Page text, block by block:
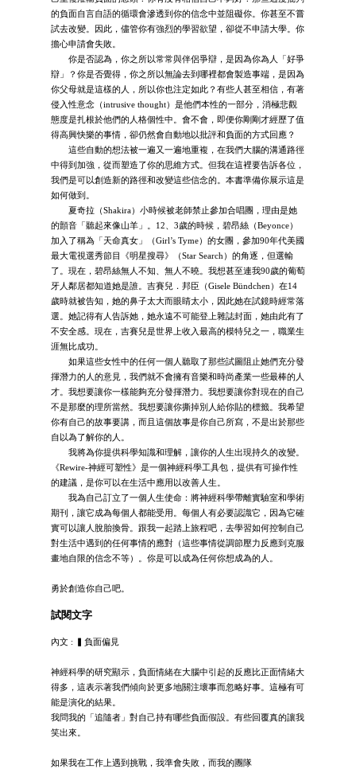
的負面自言自語的循環會滲透到你的信念中並阻礙你。你甚至不嘗
試去改變。因此，儘管你有強烈的學習欲望，卻從不申請大學。你
擔心申請會失敗。
你是否認為，你之所以常常與伴侶爭辯，是因為你為人「好爭
辯」？你是否覺得，你之所以無論去到哪裡都會製造事端，是因為
你父母就是這樣的人，所以你也注定如此？有些人甚至相信，有著
侵入性意念（intrusive thought）是他們本性的一部分，消極悲觀
態度是扎根於他們的人格個性中。會不會，即便你剛剛才經歷了值
得高興快樂的事情，卻仍然會自動地以批評和負面的方式回應？
這些自動的想法被一遍又一遍地重複，在我們大腦的溝通路徑
中得到加強，從而塑造了你的思維方式。但我在這裡要告訴各位，
我們是可以創造新的路徑和改變這些信念的。本書準備你展示這是
如何做到。
夏奇拉（Shakira）小時候被老師禁止參加合唱團，理由是她
的顫音「聽起來像山羊」。12、3歲的時候，碧昂絲（Beyonce）
加入了稱為「天命真女」（Girl’s Tyme）的女團，參加90年代美國
最大電視選秀節目《明星搜尋》（Star Search）的角逐，但選輸
了。現在，碧昂絲無人不知、無人不曉。我想甚至連我90歲的葡萄
牙人鄰居都知道她是誰。吉賽兒．邦臣（Gisele Bündchen）在14
歲時就被告知，她的鼻子太大而眼睛太小，因此她在試鏡時經常落
選。她記得有人告訴她，她永遠不可能登上雜誌封面，她由此有了
不安全感。現在，吉賽兒是世界上收入最高的模特兒之一，職業生
涯無比成功。
如果這些女性中的任何一個人聽取了那些試圖阻止她們充分發
揮潛力的人的意見，我們就不會擁有音樂和時尚產業一些最棒的人
才。我想要讓你一樣能夠充分發揮潛力。我想要讓你對現在的自己
不是那麼的理所當然。我想要讓你撕掉別人給你貼的標籤。我希望
你有自己的故事要講，而且這個故事是你自己所寫，不是出於那些
自以為了解你的人。
我將為你提供科學知識和理解，讓你的人生出現持久的改變。
《Rewire-神經可塑性》是一個神經科學工具包，提供有可操作性
的建議，是你可以在生活中應用以改善人生。
我為自己訂立了一個人生使命：將神經科學帶離實驗室和學術
期刊，讓它成為每個人都能受用。每個人有必要認識它，因為它確
實可以讓人脫胎換骨。跟我一起踏上旅程吧，去學習如何控制自己
對生活中遇到的任何事情的應對（這些事情從調節壓力反應到克服
畫地自限的信念不等）。你是可以成為任何你想成為的人。
勇於創造你自己吧。
試閱文字
內文 : ▍負面偏見
神經科學的研究顯示，負面情緒在大腦中引起的反應比正面情緒大
得多，這表示著我們傾向於更多地關注壞事而忽略好事。這極有可
能是演化的結果。
我問我的「追隨者」對自己持有哪些負面假設。有些回覆真的讓我
笑出來。
如果我在工作上遇到挑戰，我準會失敗，而我的團隊